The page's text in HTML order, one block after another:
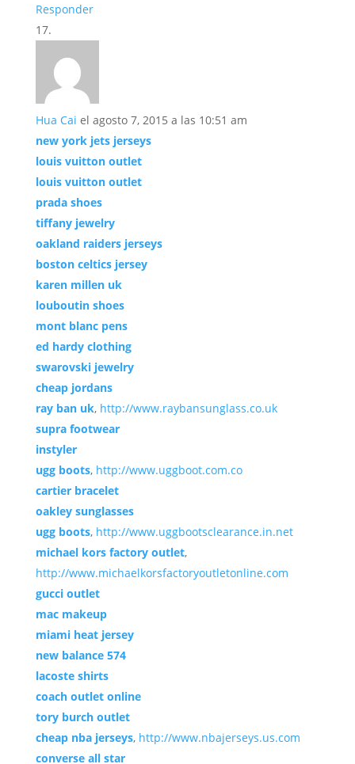
Responder
Hua Cai el agosto 7, 2015 a las 10:51 am
new york jets jerseys
louis vuitton outlet
louis vuitton outlet
prada shoes
tiffany jewelry
oakland raiders jerseys
boston celtics jersey
karen millen uk
louboutin shoes
mont blanc pens
ed hardy clothing
swarovski jewelry
cheap jordans
ray ban uk, http://www.raybansunglass.co.uk
supra footwear
instyler
ugg boots, http://www.uggboot.com.co
cartier bracelet
oakley sunglasses
ugg boots, http://www.uggbootsclearance.in.net
michael kors factory outlet,
http://www.michaelkorsfactoryoutletonline.com
gucci outlet
mac makeup
miami heat jersey
new balance 574
lacoste shirts
coach outlet online
tory burch outlet
cheap nba jerseys, http://www.nbajerseys.us.com
converse all star